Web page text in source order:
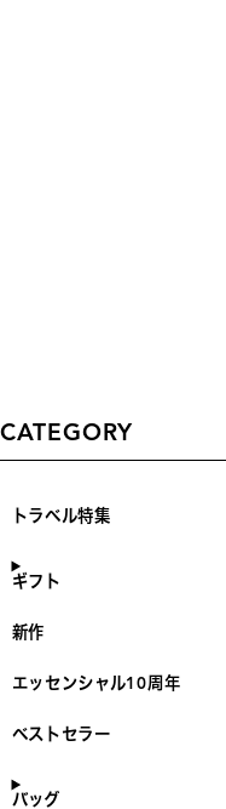
CATEGORY
トラベル特集
ギフト
新作
エッセンシャル10周年
ベストセラー
バッグ